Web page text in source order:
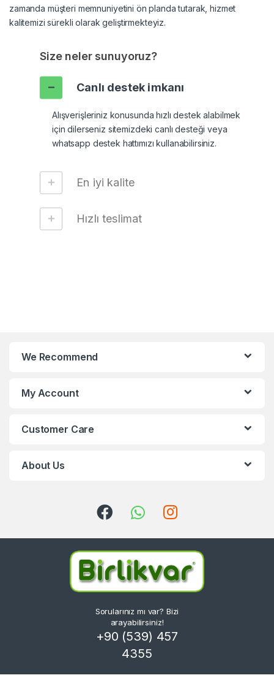
zamanda müşteri memnuniyetini ön planda tutarak, hizmet
kalitemizi sürekli olarak geliştirmekteyiz.
Size neler sunuyoruz?
Canlı destek imkanı
Alışverişleriniz konusunda hızlı destek alabilmek
için dilerseniz sitemizdeki canlı desteği veya
whatsapp destek hattımızı kullanabilirsiniz.
En iyi kalite
Hızlı teslimat
We Recommend
My Account
Customer Care
About Us
Sorularınız mı var? Bizi
arayabilirsiniz!
+90 (539) 457
4355